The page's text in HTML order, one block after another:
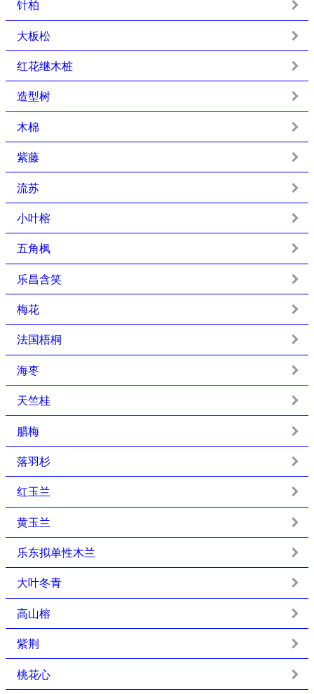
针柏
大板松
红花继木桩
造型树
木棉
紫藤
流苏
小叶榕
五角枫
乐昌含笑
梅花
法国梧桐
海枣
天竺桂
腊梅
落羽杉
红玉兰
黄玉兰
乐东拟单性木兰
大叶冬青
高山榕
紫荆
桃花心